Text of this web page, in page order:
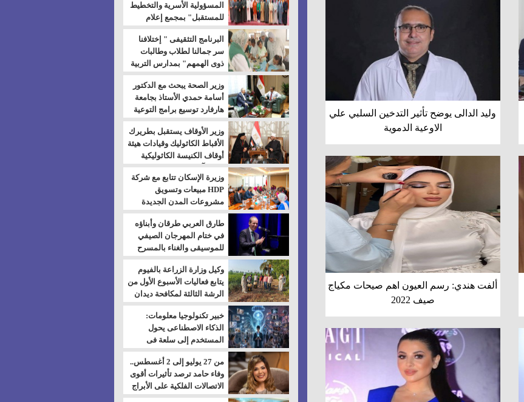
وليد الدالى يوضح تأثير التدخين السلبي علي
الاوعية الدموية
ألفت هندي: رسم العيون اهم صيحات مكياج
صيف 2022
المسؤولية الأسرية والتخطيط
للمستقبل" بمجمع إعلام
السويس
البرنامج التثقيفى " إختلافنا
سر جمالنا لطلاب وطالبات
ذوى الهمهم" بمدارس التربية
الخاصة بالسويس
وزير الصحة يبحث مع الدكتور
أسامة حمدي الأستاذ بجامعة
هارفارد توسيع برامج التوعية
بمرض السكري
وزير الأوقاف يستقبل بطريرك
الأقباط الكاثوليك وقيادات هيئة
أوقاف الكنيسة الكاثوليكية
لبحث آفاق التعاون المشترك
وزيرة الإسكان تتابع مع شركة
HDP مبيعات وتسويق
مشروعات المدن الجديدة
طارق العربي طرقان وأبناؤه
في ختام المهرجان الصيفي
للموسيقى والغناء بالمسرح
المكشوف
وكيل وزارة الزراعة بالفيوم
يتابع فعاليات الأسبوع الأول من
الرشة الثالثة لمكافحة ديدان
اللوز للقطن
خبير تكنولوجيا معلومات:
الذكاء الاصطناعى يحول
المستخدم إلى سلعة فى
اقتصاد الانتباه
من 27 يوليو إلى 2 أغسطس..
وفاء حامد ترصد تأثيرات أقوى
الاتصالات الفلكية على الأبراج